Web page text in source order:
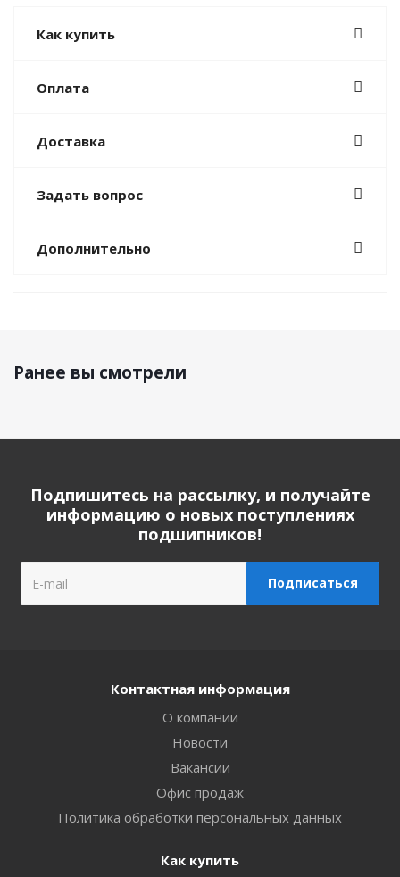
Как купить
Оплата
Доставка
Задать вопрос
Дополнительно
Ранее вы смотрели
Подпишитесь на рассылку, и получайте
информацию о новых поступлениях
подшипников!
Контактная информация
О компании
Новости
Вакансии
Офис продаж
Политика обработки персональных данных
Как купить